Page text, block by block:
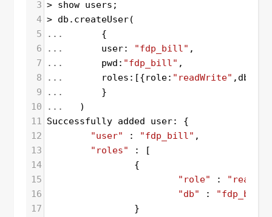
3 > show users ;
4 > db . createUser(
5
...
       {
6
... user: "fdp_bill" ,
7
... pwd : "fdp_bill" ,
8
... roles :[{role: "readWrite" , db
9
...
       }
10
...
   )
11 Successfully added user: {
12
"user" : "fdp_bill" ,
13
"roles"
: [
14
                {
15
"role" :
16
"db" :
"fdp_bill"
17
                }